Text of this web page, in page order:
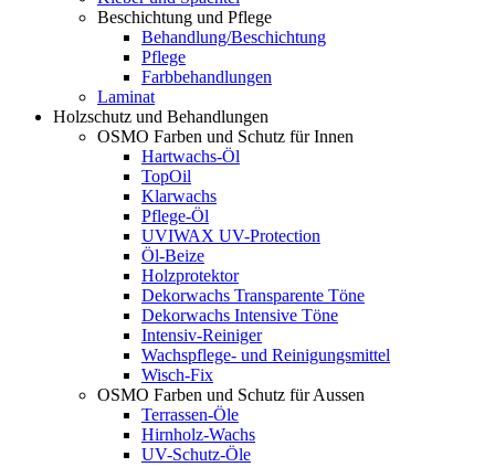
Beschichtung und Pflege
Behandlung/Beschichtung
Pflege
Farbbehandlungen
Laminat
Holzschutz und Behandlungen
OSMO Farben und Schutz für Innen
Hartwachs-Öl
TopOil
Klarwachs
Pflege-Öl
UVIWAX UV-Protection
Öl-Beize
Holzprotektor
Dekorwachs Transparente Töne
Dekorwachs Intensive Töne
Intensiv-Reiniger
Wachspflege- und Reinigungsmittel
Wisch-Fix
OSMO Farben und Schutz für Aussen
Terrassen-Öle
Hirnholz-Wachs
UV-Schutz-Öle